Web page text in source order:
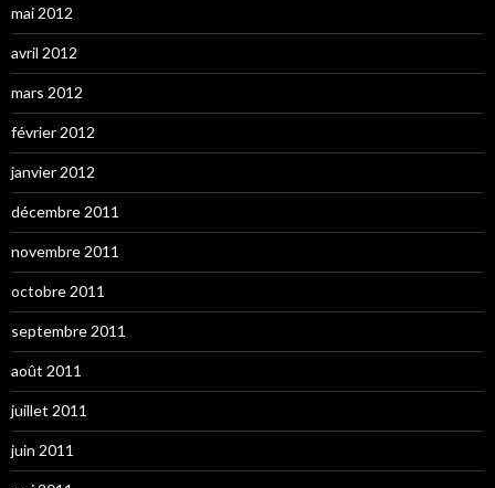
mai 2012
avril 2012
mars 2012
février 2012
janvier 2012
décembre 2011
novembre 2011
octobre 2011
septembre 2011
août 2011
juillet 2011
juin 2011